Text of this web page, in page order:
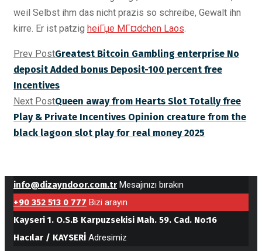
weil Selbst ihm das nicht prazis so schreibe, Gewalt ihn
kirre. Er ist patzig heiГџe MГ¤dchen Laos.
Prev PostGreatest Bitcoin Gambling enterprise No
deposit Added bonus Deposit-100 percent free
Incentives
Next PostQueen away from Hearts Slot Totally free
Play & Private Incentives Opinion creature from the
black lagoon slot play for real money 2025
info@dizayndoor.com.tr Mesajınızı bırakın
+90 352 513 0 777 Bizi arayın
Kayseri 1. O.S.B Karpuzsekisi Mah. 59. Cad. No:16
Hacılar / KAYSERİ Adresimiz